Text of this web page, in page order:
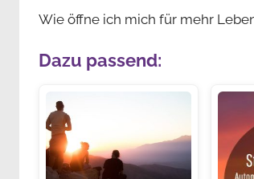
Wie öffne ich mich für mehr
Dazu passend: